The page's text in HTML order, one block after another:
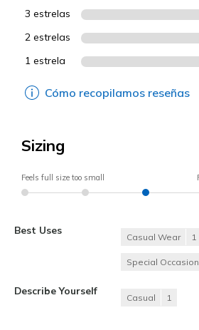
3 estrelas
2 estrelas
1 estrela
Cómo recopilamos reseñas
Sizing
Feels full size too small
Best Uses
Casual Wear 1
Special
Describe Yourself
Casual 1